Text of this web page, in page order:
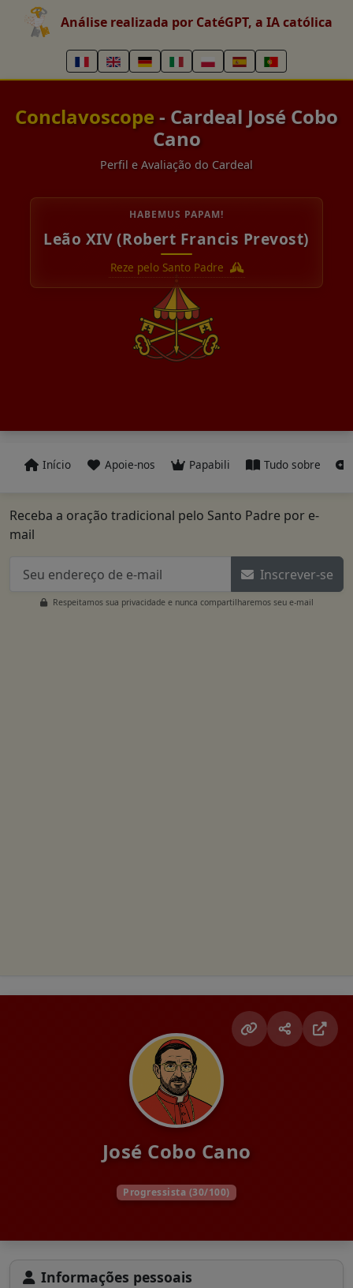
Análise realizada por CatéGPT, a IA católica
Conclavoscope - Cardeal José Cobo
Cano
Perfil e Avaliação do Cardeal
HABEMUS PAPAM!
Leão XIV (Robert Francis Prevost)
Reze pelo Santo Padre
Início Apoie-nos Papabili Tudo sobre
Receba a oração tradicional pelo Santo Padre por e-
mail
Inscrever-se
Respeitamos sua privacidade e nunca compartilharemos seu e-mail
José Cobo Cano
Progressista (30/100)
Informações pessoais